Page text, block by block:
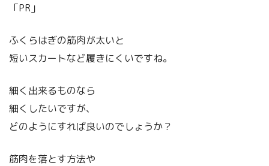
「PR」
ふくらはぎの筋肉が太いと
短いスカートなど履きにくいですね。
細く出来るものなら
細くしたいですが、
どのようにすれば良いのでしょうか？
筋肉を落とす方法や